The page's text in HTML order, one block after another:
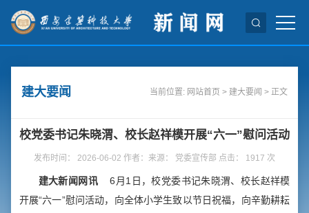
建大要闻 当前位置: 网站首页 > 建大要闻 > 正文
校党委书记朱晓渭、校长赵祥模开展“六一”慰问活动
发布时间： 2026-06-02 作者：来源： 党委宣传部 点击： 1917 次
建大新闻网讯6月1日，校党委书记朱晓渭、校长赵祥模
开展“六一”慰问活动，向全体小学生致以节日祝福，向辛勤耕耘